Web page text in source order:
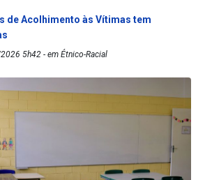
de Acolhimento às Vítimas tem
5h42 - em Étnico-Racial